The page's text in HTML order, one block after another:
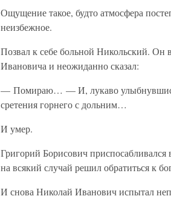
Ощущение такое, будто атмосфера
неизбежное.
Позвал к себе больной Никольский. Он
Ивановича и неожиданно сказал:
— Помираю… — И, лукаво
сретения горнего с дольним…
И умер.
Григорий Борисович
на всякий случай решил обратиться к
И снова Николай Иванович испытал